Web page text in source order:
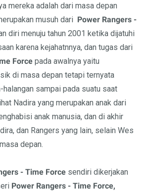
mereka adalah dari masa depan
musuh dari Power Rangers -
diri menuju tahun 2001 ketika dijatuhi
karena kejahatnnya, dan tugas dari
Force pada awalnya yaitu
di masa depan tetapi ternyata
halangan sampai pada suatu saat
Nadira yang merupakan anak dari
anak manusia, dan di akhir
dan Rangers yang lain, selain Wes
depan.
- Time Force sendiri dikerjakan
Power Rangers - Time Force,